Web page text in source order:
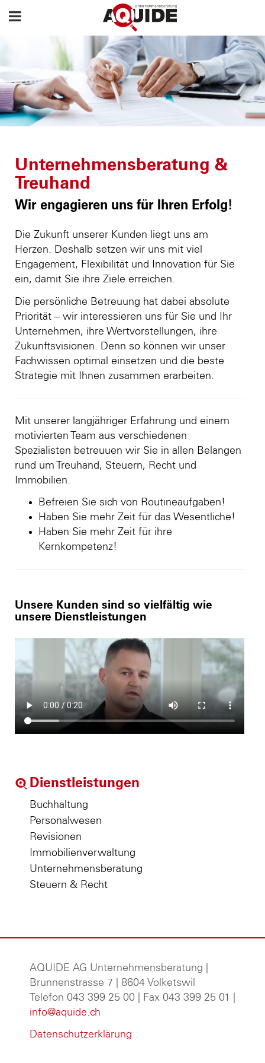
Unternehmensberatung &
Treuhand
Wir engagieren uns für Ihren Erfolg!
Die Zukunft unserer Kunden liegt uns am
Herzen. Deshalb setzen wir uns mit viel
Engagement, Flexibilität und Innovation für Sie
ein, damit Sie ihre Ziele erreichen.
Die persönliche Betreuung hat dabei absolute
Priorität – wir interessieren uns für Sie und Ihr
Unternehmen, ihre Wertvorstellungen, ihre
Zukunftsvisionen. Denn so können wir unser
Fachwissen optimal einsetzen und die beste
Strategie mit Ihnen zusammen erarbeiten.
Mit unserer langjähriger Erfahrung und einem
motivierten Team aus verschiedenen
Spezialisten betreuuen wir Sie in allen Belangen
rund um Treuhand, Steuern, Recht und
Immobilien.
Befreien Sie sich von Routineaufgaben!
Haben Sie mehr Zeit für das Wesentliche!
Haben Sie mehr Zeit für ihre
Kernkompetenz!
Unsere Kunden sind so vielfältig wie
unsere Dienstleistungen
Dienstleistungen
Buchhaltung
Personalwesen
Revisionen
Immobilienverwaltung
Unternehmensberatung
Steuern & Recht
AQUIDE AG Unternehmensberatung
Brunnenstrasse 7 | 8604 Volketswil
Telefon 043 399 25 00 | Fax 043 399 25 01 |
info@aquide.ch
Datenschutzerklärung